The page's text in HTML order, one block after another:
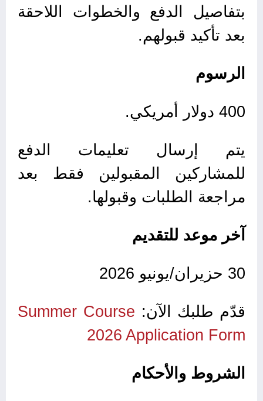
بتفاصيل الدفع والخطوات اللاحقة
بعد تأكيد قبولهم.
الرسوم
400 دولار أمريكي.
يتم إرسال تعليمات الدفع
للمشاركين المقبولين فقط بعد
مراجعة الطلبات وقبولها.
آخر موعد للتقديم
30 حزيران/يونيو 2026
قدّم طلبك الآن: Summer Course
2026 Application Form
الشروط والأحكام